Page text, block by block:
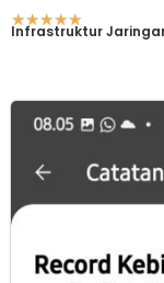
☆☆☆☆☆
Infrastruktur